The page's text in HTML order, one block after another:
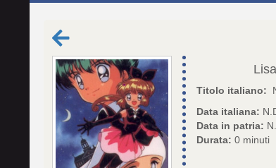
Titolo italiano:
Data italiana:
Data in patria:
Durata: 0 minuti